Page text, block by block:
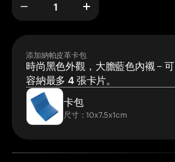
添加納帕皮革卡包
時尚黑色外觀，大膽藍色內襯 – 可
容納最多 4 張卡片。
卡包
尺寸：10x7.5x1cm